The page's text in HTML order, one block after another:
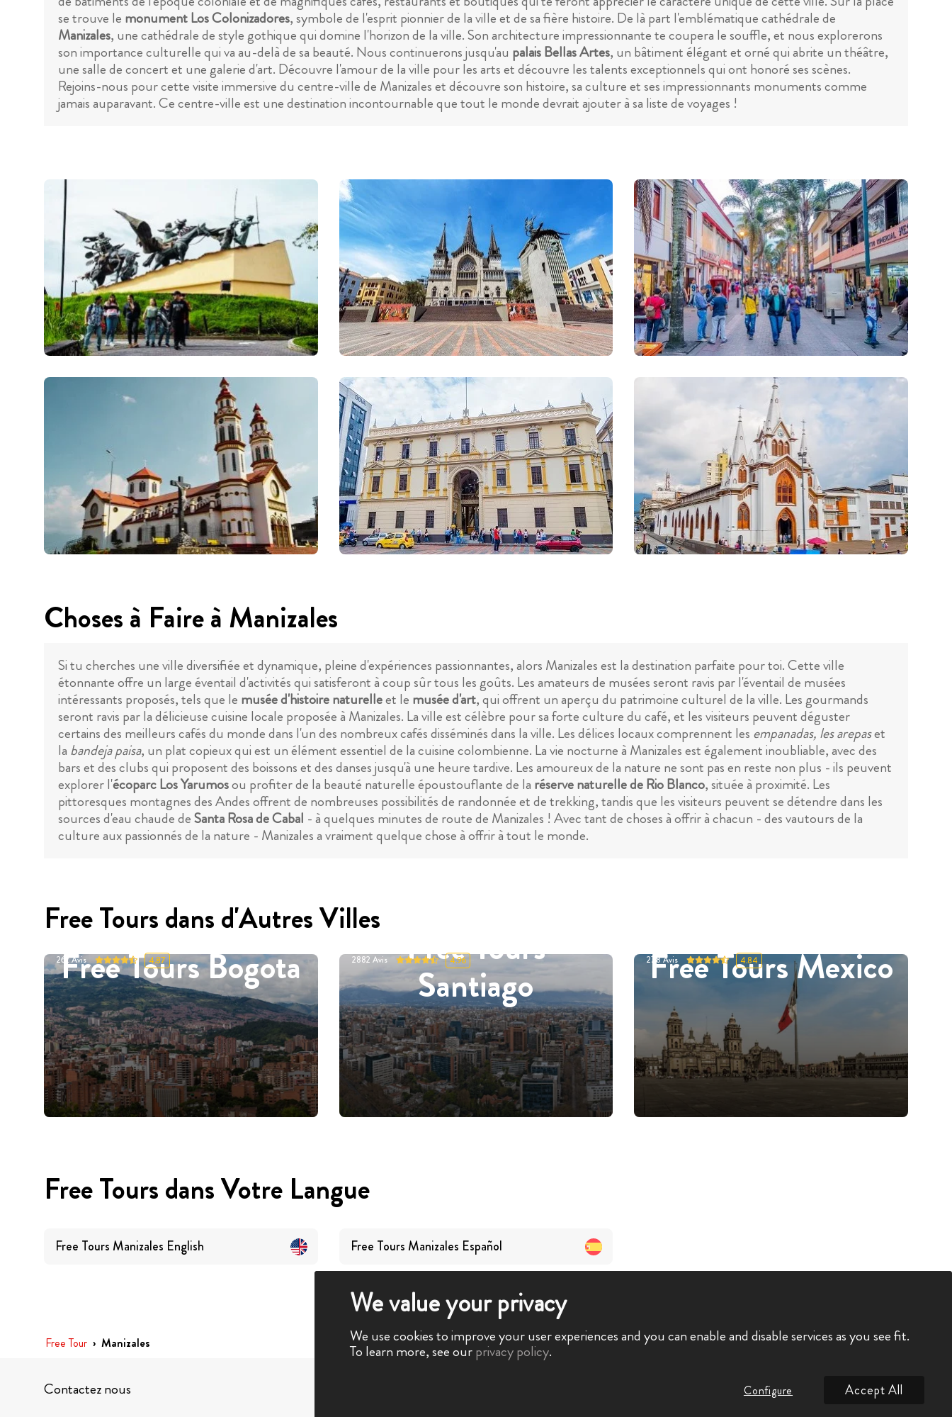
se trouve le monument Los Colonizadores, symbole de l'esprit pionnier de la ville et de sa fière histoire. De là part l'emblématique cathédrale de
Manizales, une cathédrale de style gothique qui domine l'horizon de la ville. Son architecture impressionnante te coupera le souffle, et nous explorerons
son importance culturelle qui va au-delà de sa beauté. Nous continuerons jusqu'au palais Bellas Artes, un bâtiment élégant et orné qui abrite un théâtre,
une salle de concert et une galerie d'art. Découvre l'amour de la ville pour les arts et découvre les talents exceptionnels qui ont honoré ses scènes.
Rejoins-nous pour cette visite immersive du centre-ville de Manizales et découvre son histoire, sa culture et ses impressionnants monuments comme
jamais auparavant. Ce centre-ville est une destination incontournable que tout le monde devrait ajouter à sa liste de voyages !
Choses à Faire à Manizales
Si tu cherches une ville diversifiée et dynamique, pleine d'expériences passionnantes, alors Manizales est la destination parfaite pour toi. Cette ville
étonnante offre un large éventail d'activités qui satisferont à coup sûr tous les goûts. Les amateurs de musées seront ravis par l'éventail de musées
intéressants proposés, tels que le musée d'histoire naturelleet le musée d'art, qui offrent un aperçu du patrimoine culturel de la ville. Les gourmands
seront ravis par la délicieuse cuisine locale proposée à Manizales. La ville est célèbre pour sa forte culture du café, et les visiteurs peuvent déguster
certains des meilleurs cafés du monde dans l'un des nombreux cafés disséminés dans la ville. Les délices locaux comprennent les empanadas, les arepaset
la bandeja paisa, un plat copieux qui est un élément essentiel de la cuisine colombienne. La vie nocturne à Manizales est également inoubliable, avec des
bars et des clubs qui proposent des boissons et des danses jusqu'à une heure tardive. Les amoureux de la nature ne sont pas en reste non plus - ils peuvent
explorer l'écoparc Los Yarumosou profiter de la beauté naturelle époustouflante de la réserve naturelle de Rio Blanco, située à proximité. Les
pittoresques montagnes des Andes offrent de nombreuses possibilités de randonnée et de trekking, tandis que les visiteurs peuvent se détendre dans les
sources d'eau chaude deSanta Rosa de Cabal - à quelques minutes de route de Manizales ! Avec tant de choses à offrir à chacun - des vautours de la
culture aux passionnés de la nature - Manizales a vraiment quelque chose à offrir à tout le monde.
Free Tours dans d'Autres Villes
Free Tours Bogota
262Avis 4.87 Free Tours
Santiago
2882 Avis 4.96 Free Tours Mexico
278Avis 4.84
Free Tours dans Votre Langue
Free Tours Manizales English Free Tours Manizales Español
Free Tour › Manizales
Contactez nous
We value your privacy
We use cookies to improve your user experiences and you can enable and disable services as you see fit.
To learn more, see ourprivacy policy.
Configure Accept All